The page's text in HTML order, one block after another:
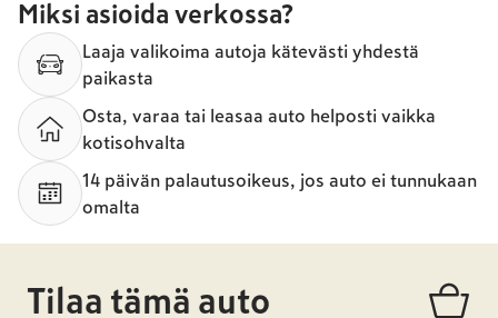
Miksi asioida verkossa?
Laaja valikoima autoja kätevästi yhdestä
paikasta
Osta, varaa tai leasaa auto helposti vaikka
kotisohvalta
14 päivän palautusoikeus, jos auto ei tunnukaan
omalta
Tilaa tämä auto